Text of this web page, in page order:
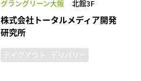
グラングリーン大阪 北館3F
株式会社トータルメディア開発
研究所
テイクアウト デリバリー